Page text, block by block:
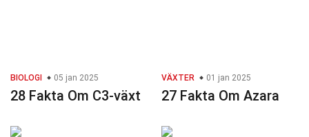
BIOLOGI 05 jan 2025
28 Fakta Om C3-växt
VÄXTER 01 jan 2025
27 Fakta Om Azara